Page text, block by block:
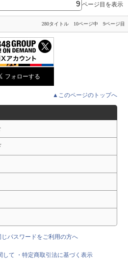
ページ目を表示
280タイトル 10ページ中 9ページ目
▲このページのトップへ
パスワードをご利用の方へ
して
・特定商取引法に基づく表示